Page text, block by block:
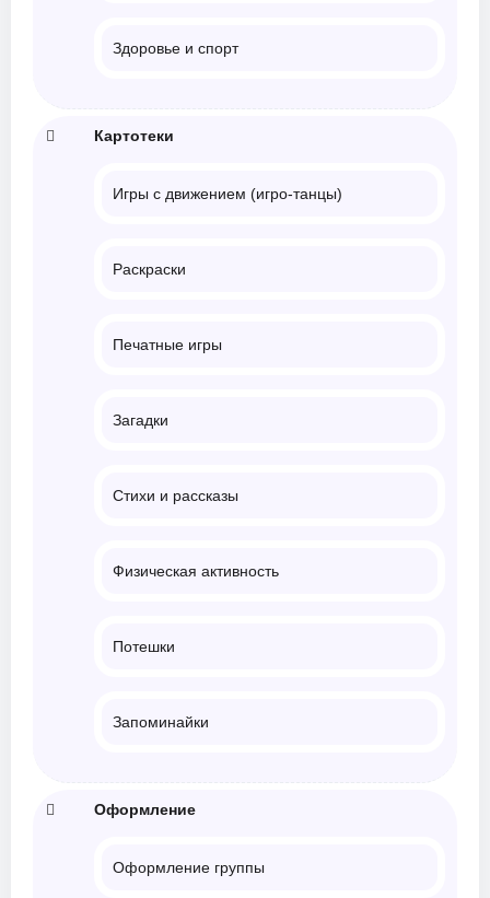
Здоровье и спорт
Картотеки
Игры с движением (игро-танцы)
Раскраски
Печатные игры
Загадки
Стихи и рассказы
Физическая активность
Потешки
Запоминайки
Оформление
Оформление группы